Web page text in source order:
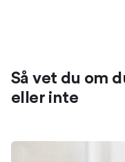
Så vet du om
eller inte